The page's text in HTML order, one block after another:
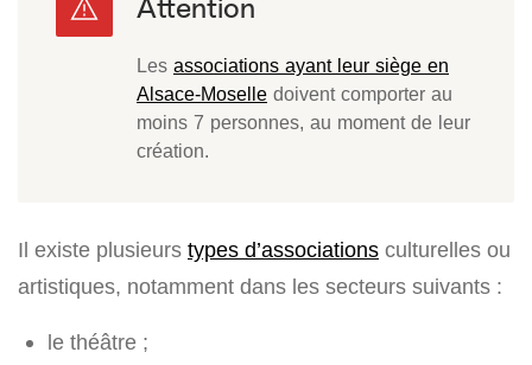
Les associations ayant leur siège en
Alsace-Moselle doivent comporter au
moins 7 personnes, au moment de leur
création.
Il existe plusieurs types d’associations culturelles ou
artistiques, notamment dans les secteurs suivants :
le théâtre ;